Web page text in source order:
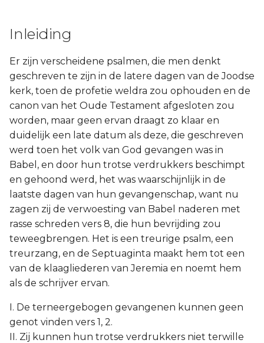
Hebreeën
Jakobus
1 Petrus
2 Petrus
1 Johannes
2 Johannes
3 Johannes
Judas
Openbaring
Inleiding
Er zijn verscheidene psalmen, die men denkt
geschreven te zijn in de latere dagen van de Joodse
kerk, toen de profetie weldra zou ophouden en de
canon van het Oude Testament afgesloten zou
worden, maar geen ervan draagt zo klaar en
duidelijk een late datum als deze, die geschreven
werd toen het volk van God gevangen was in
Babel, en door hun trotse verdrukkers beschimpt
en gehoond werd, het was waarschijnlijk in de
laatste dagen van hun gevangenschap, want nu
zagen zij de verwoesting van Babel naderen met
rasse schreden vers 8, die hun bevrijding zou
teweegbrengen. Het is een treurige psalm, een
treurzang, en de Septuaginta maakt hem tot een
van de klaagliederen van Jeremia en noemt hem
als de schrijver ervan.
I. De terneergebogen gevangenen kunnen geen
genot vinden vers 1, 2.
II. Zij kunnen hun trotse verdrukkers niet terwille